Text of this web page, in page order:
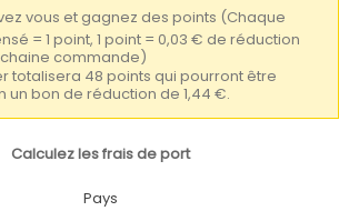
vous et gagnez des points (Chaque
= 1 point, 1 point = 0,03 € de réduction
commande)
totalisera 48 points qui pourront être
un bon de réduction de 1,44 €.
Calculez les frais de port
Pays